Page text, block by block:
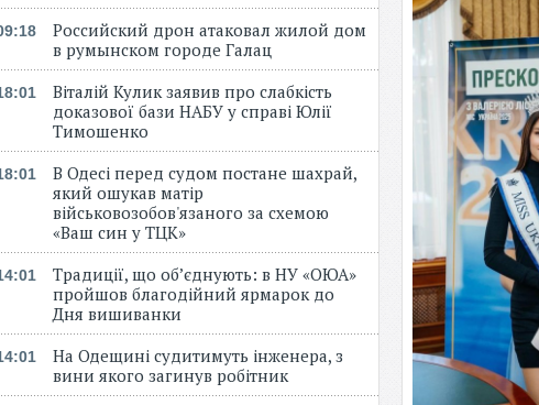
Российский дрон атаковал жилой дом
в румынском городе Галац
Віталій Кулик заявив про слабкість
доказової бази НАБУ у справі Юлії
Тимошенко
В Одесі перед судом постане шахрай,
який ошукав матір
військовозобов'язаного за схемою
«Ваш син у ТЦК»
Традиції, що об’єднують: в НУ «ОЮА»
пройшов благодійний ярмарок до
Дня вишиванки
На Одещині судитимуть інженера, з
вини якого загинув робітник